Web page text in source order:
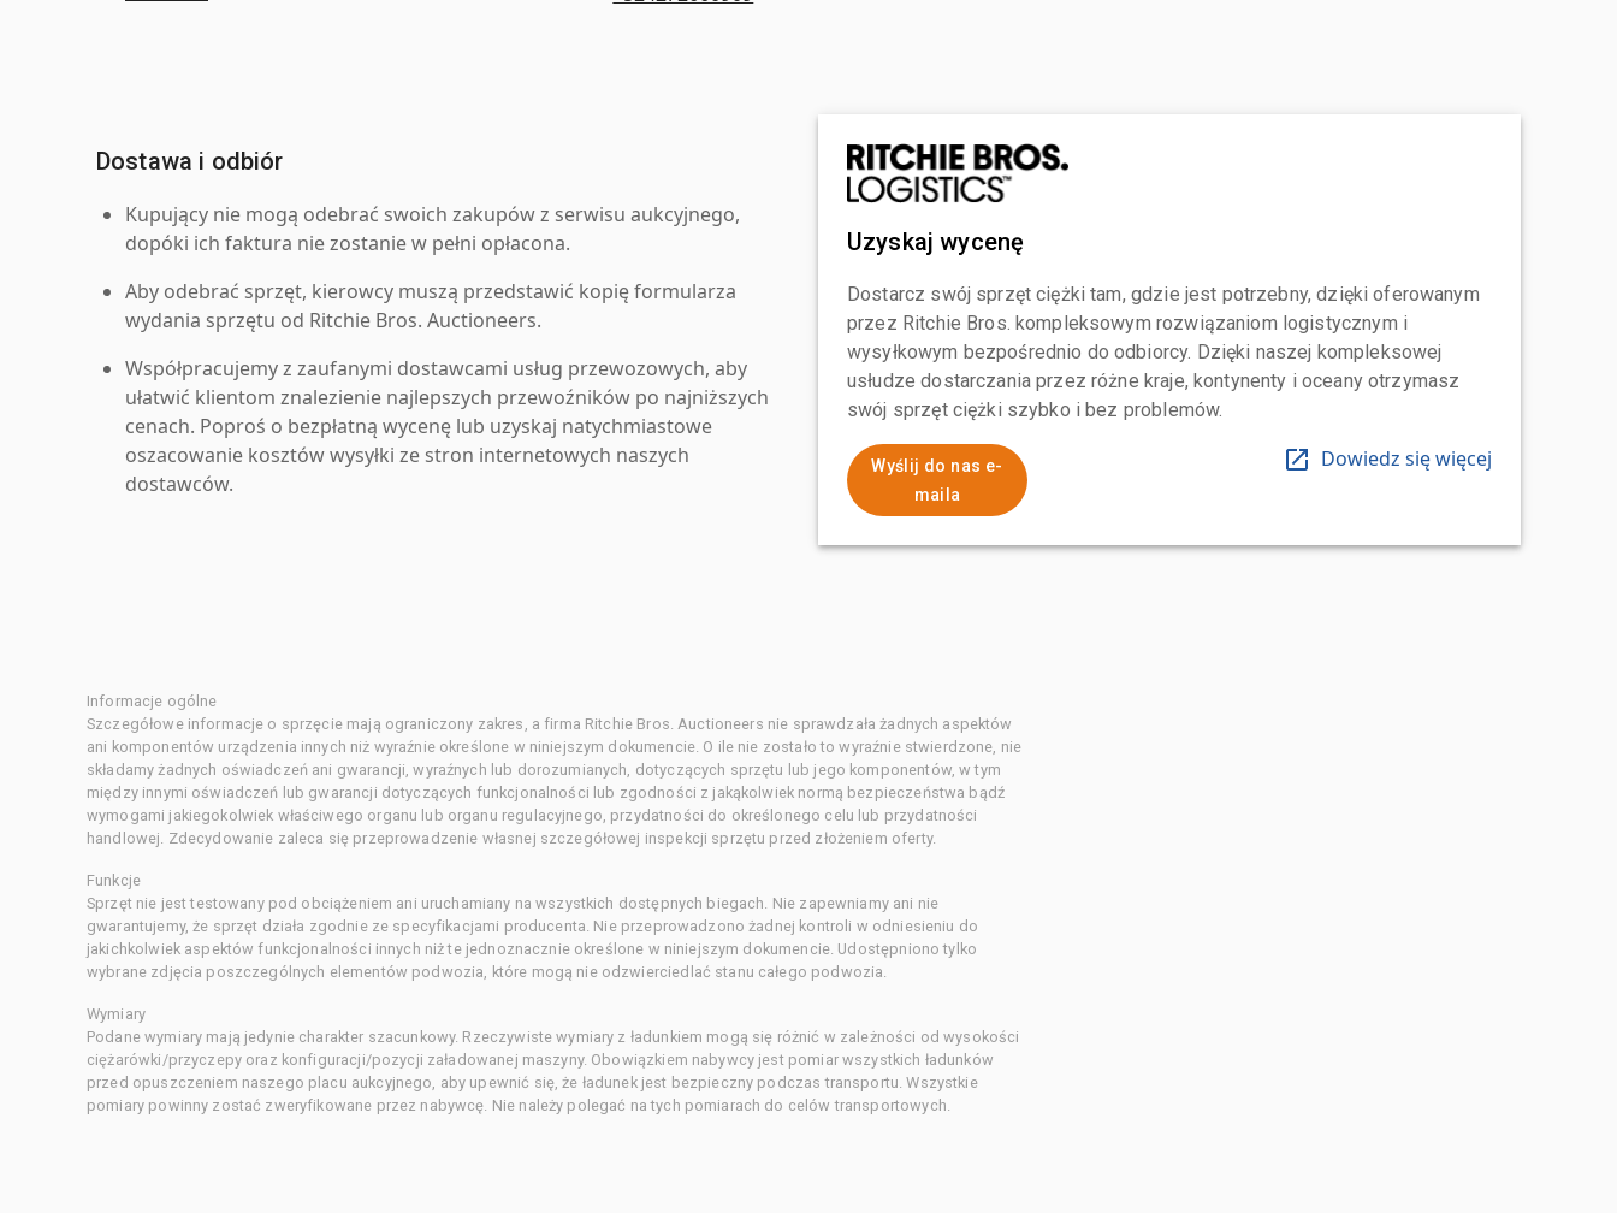
Dostawa i odbiór
Kupujący nie mogą odebrać swoich zakupów z serwisu aukcyjnego,
dopóki ich faktura nie zostanie w pełni opłacona.
Aby odebrać sprzęt, kierowcy muszą przedstawić kopię formularza
wydania sprzętu od Ritchie Bros. Auctioneers.
Współpracujemy z zaufanymi dostawcami usług przewozowych, aby
ułatwić klientom znalezienie najlepszych przewoźników po najniższych
cenach. Poproś o bezpłatną wycenę lub uzyskaj natychmiastowe
oszacowanie kosztów wysyłki ze stron internetowych naszych
dostawców.
Uzyskaj wycenę
Dostarcz swój sprzęt ciężki tam, gdzie jest potrzebny, dzięki oferowanym
przez Ritchie Bros. kompleksowym rozwiązaniom logistycznym i
wysyłkowym bezpośrednio do odbiorcy. Dzięki naszej kompleksowej
usłudze dostarczania przez różne kraje, kontynenty i oceany otrzymasz
swój sprzęt ciężki szybko i bez problemów.
Wyślij do nas e-
maila
Dowiedz się więcej
Informacje ogólne
Szczegółowe informacje o sprzęcie mają ograniczony zakres, a firma Ritchie Bros. Auctioneers nie sprawdzała żadnych aspektów
ani komponentów urządzenia innych niż wyraźnie określone w niniejszym dokumencie. O ile nie zostało to wyraźnie stwierdzone, nie
składamy żadnych oświadczeń ani gwarancji, wyraźnych lub dorozumianych, dotyczących sprzętu lub jego komponentów, w tym
między innymi oświadczeń lub gwarancji dotyczących funkcjonalności lub zgodności z jakąkolwiek normą bezpieczeństwa bądź
wymogami jakiegokolwiek właściwego organu lub organu regulacyjnego, przydatności do określonego celu lub przydatności
handlowej. Zdecydowanie zaleca się przeprowadzenie własnej szczegółowej inspekcji sprzętu przed złożeniem oferty.
Funkcje
Sprzęt nie jest testowany pod obciążeniem ani uruchamiany na wszystkich dostępnych biegach. Nie zapewniamy ani nie
gwarantujemy, że sprzęt działa zgodnie ze specyfikacjami producenta. Nie przeprowadzono żadnej kontroli w odniesieniu do
jakichkolwiek aspektów funkcjonalności innych niż te jednoznacznie określone w niniejszym dokumencie. Udostępniono tylko
wybrane zdjęcia poszczególnych elementów podwozia, które mogą nie odzwierciedlać stanu całego podwozia.
Wymiary
Podane wymiary mają jedynie charakter szacunkowy. Rzeczywiste wymiary z ładunkiem mogą się różnić w zależności od wysokości
ciężarówki/przyczepy oraz konfiguracji/pozycji załadowanej maszyny. Obowiązkiem nabywcy jest pomiar wszystkich ładunków
przed opuszczeniem naszego placu aukcyjnego, aby upewnić się, że ładunek jest bezpieczny podczas transportu. Wszystkie
pomiary powinny zostać zweryfikowane przez nabywcę. Nie należy polegać na tych pomiarach do celów transportowych.